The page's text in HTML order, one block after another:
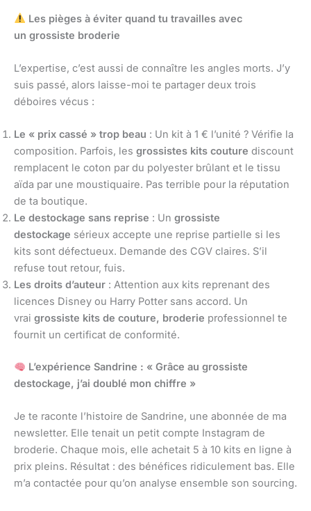
Les pièges à éviter quand tu travailles avec
un grossiste broderie
L’expertise, c’est aussi de connaître les angles morts. J’y
suis passé, alors laisse-moi te partager deux trois
déboires vécus :
Le « prix cassé » trop beau : Un kit à 1 € l’unité ? Vérifie la
composition. Parfois, les grossistes kits couture discount
remplacent le coton par du polyester brûlant et le tissu
aïda par une moustiquaire. Pas terrible pour la réputation
de ta boutique.
Le destockage sans reprise : Un grossiste
destockage sérieux accepte une reprise partielle si les
kits sont défectueux. Demande des CGV claires. S’il
refuse tout retour, fuis.
Les droits d’auteur : Attention aux kits reprenant des
licences Disney ou Harry Potter sans accord. Un
vrai grossiste kits de couture, broderie professionnel te
fournit un certificat de conformité.
L’expérience Sandrine : « Grâce au grossiste
destockage, j’ai doublé mon chiffre »
Je te raconte l’histoire de Sandrine, une abonnée de ma
newsletter. Elle tenait un petit compte Instagram de
broderie. Chaque mois, elle achetait 5 à 10 kits en ligne à
prix pleins. Résultat : des bénéfices ridiculement bas. Elle
m’a contactée pour qu’on analyse ensemble son sourcing.